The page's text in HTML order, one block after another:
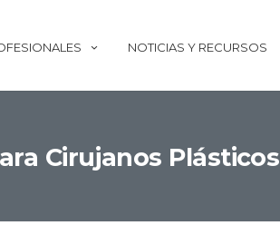
NOTICIAS Y RECURSOS
Cirujanos Plásticos